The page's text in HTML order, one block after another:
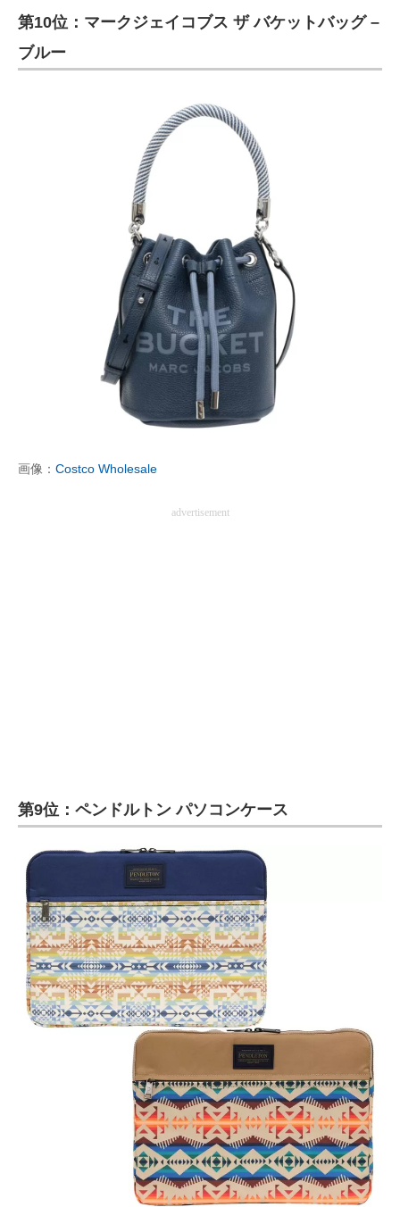
進化するPCとデバイスの未来
好きが集まる 比べて選べる
ビジネスと働き方のヒント
AI活用のいまが分かる
企業ITのトレンドを詳説
経営リーダーのコミュニティ
マーケ×ITの今がよく分かる
ITエンジニア向け専門サイト
企業向けIT製品の総合サイト
第10位：マークジェイコブス ザ バケットバッグ –
ブルー
画像： Costco Wholesale
advertisement
第9位：ペンドルトン パソコンケース